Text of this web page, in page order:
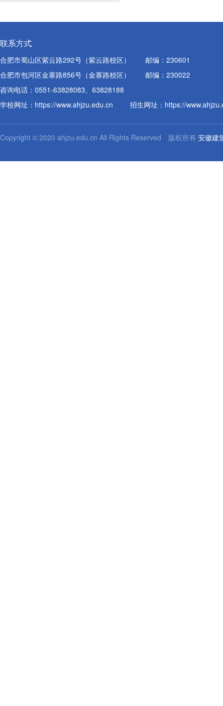
联系方式
合肥市蜀山区紫云路292号（紫云路校区）
邮编：230601
合肥市包河区金寨路856号（金寨路校区）
邮编：230022
咨询电话：0551-63828083、63828188
学校网址： https://www.ahjzu.edu.cn 招生网址： https://
Copyright © 2020 ahjzu.edu.cn All Rights Reserved 版权所有·安徽建